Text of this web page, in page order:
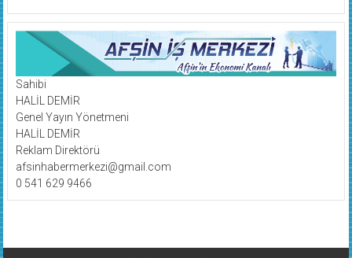
Sahibi
HALİL DEMİR
Genel Yayın Yönetmeni
HALİL DEMİR
Reklam Direktörü
afsinhabermerkezi@gmail.com
0 541 629 9466